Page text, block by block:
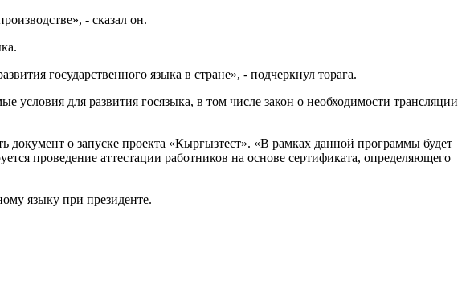
- сказал он.
государственного языка в стране», - подчеркнул торага.
для развития госязыка, в том числе закон о необходимости трансляции
о запуске проекта «Кыргызтест». «В рамках данной программы будет
проведение аттестации работников на основе сертификата, определяющего
языку при президенте.